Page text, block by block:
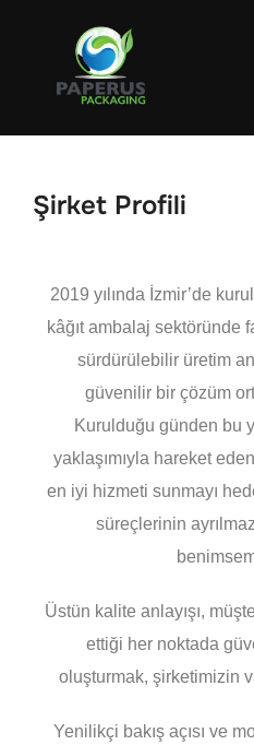
Şirket Profili
2019 yılında İzmir’de
kâğıt ambalaj sektöründe
sürdürülebilir üretim
güvenilir bir çözüm
Kurulduğu günden bu
yaklaşımıyla hareket
en iyi hizmeti sunmayı
süreçlerinin
Üstün kalite anlayışı,
ettiği her noktada
oluşturmak, şirketimizin
Yenilikçi bakış açısı ve